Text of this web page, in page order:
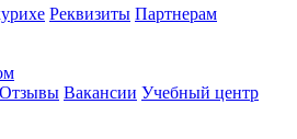
Реквизиты Партнерам
Отзывы Вакансии Учебный центр